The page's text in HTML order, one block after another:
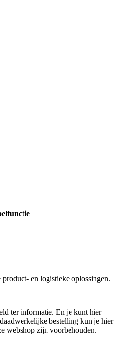
en logistieke oplossingen.
ter informatie. En je kunt hier
bestelling kun je hier
webshop zijn voorbehouden.